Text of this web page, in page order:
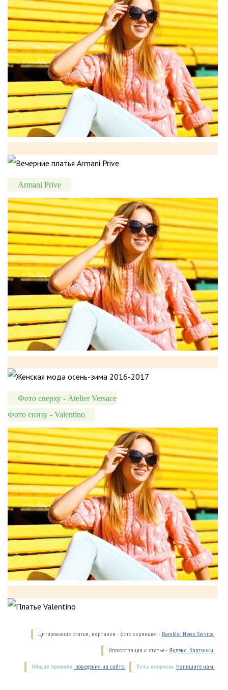
Armani Prive
Фото сверху - Atelier Versace
Фото снизу - Valentino
Цитирование статьи, картинки - фото скриншот - Rambler News Service.
Иллюстрация к статье - Яндекс. Картинки.
Есть вопросы. Напишите нам.
Общие правила поведения на сайте.